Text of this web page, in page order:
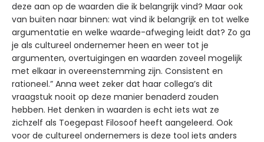
deze aan op de waarden die ik belangrijk vind? Maar ook
van buiten naar binnen: wat vind ik belangrijk en tot welke
argumentatie en welke waarde-afweging leidt dat? Zo ga
je als cultureel ondernemer heen en weer tot je
argumenten, overtuigingen en waarden zoveel mogelijk
met elkaar in overeenstemming zijn. Consistent en
rationeel.” Anna weet zeker dat haar collega’s dit
vraagstuk nooit op deze manier benaderd zouden
hebben. Het denken in waarden is echt iets wat ze
zichzelf als Toegepast Filosoof heeft aangeleerd. Ook
voor de cultureel ondernemers is deze tool iets anders